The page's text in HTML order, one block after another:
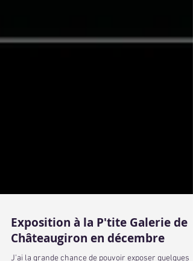
Exposition à la P'tite Galerie de